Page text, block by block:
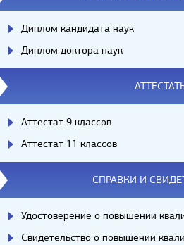
Диплом кандидата наук
Диплом доктора наук
Аттестат 9 классов
Аттестат 11 классов
СПРАВКИ И
Удостоверение о повышении
Свидетельство о повышении